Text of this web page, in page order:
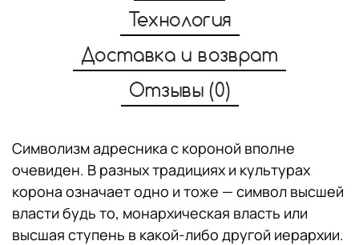
Технология
Доставка и возврат
Отзывы (0)
Символизм адресника с короной вполне
очевиден. В разных традициях и культурах
корона означает одно и тоже — символ высшей
власти будь то, монархическая власть или
высшая ступень в какой-либо другой иерархии.